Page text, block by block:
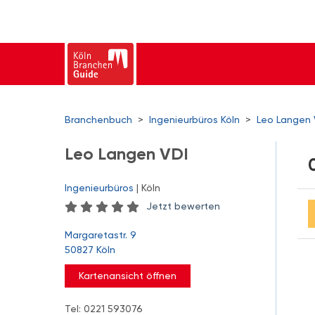
Branchenbuch > Ingenieurbüros Köln > Leo Langen
Leo Langen VDI
Ingenieurbüros | Köln
Jetzt bewerten
Margaretastr. 9
50827 Köln
Kartenansicht öffnen
Tel: 0221 593076